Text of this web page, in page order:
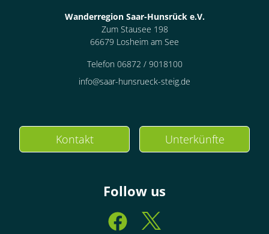
Wanderregion Saar-Hunsrück e.V.
Zum Stausee 198
66679 Losheim am See
Telefon 06872 / 9018100
info@saar-hunsrueck-steig.de
Kontakt Unterkünfte
Follow us